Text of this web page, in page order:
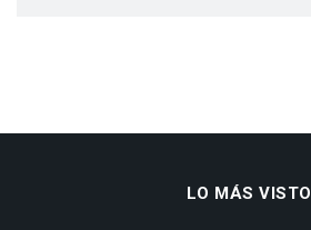
LO MÁS VISTO